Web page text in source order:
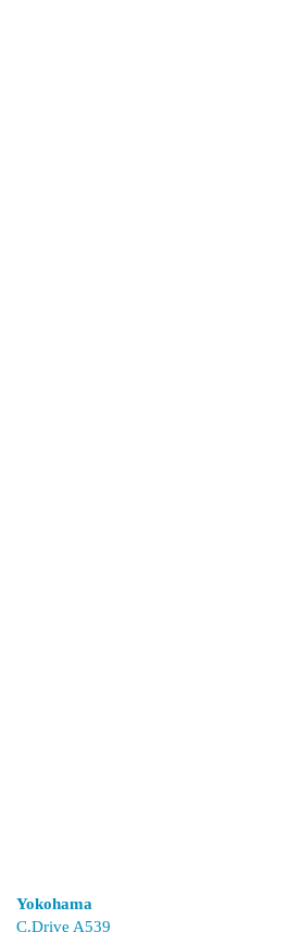
Yokohama
C.Drive A539